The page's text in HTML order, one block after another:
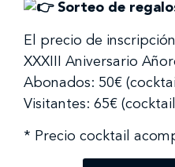
Sorteo de
El precio de
XXXIII Aniversario
Abonados: 50€
Visitantes: 65€
* Precio cocktail